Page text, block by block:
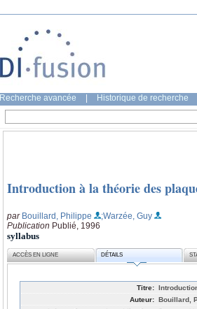
Recherche avancée Historique de recherche
Introduction à la théorie des
par Bouillard, Philippe
;Warzée, Guy
Publication Publié, 1996
syllabus
ACCÈS EN LIGNE DÉTAILS
Titre:
Auteur: Bouillard,